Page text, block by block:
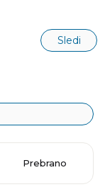
Sledi
Prebrano